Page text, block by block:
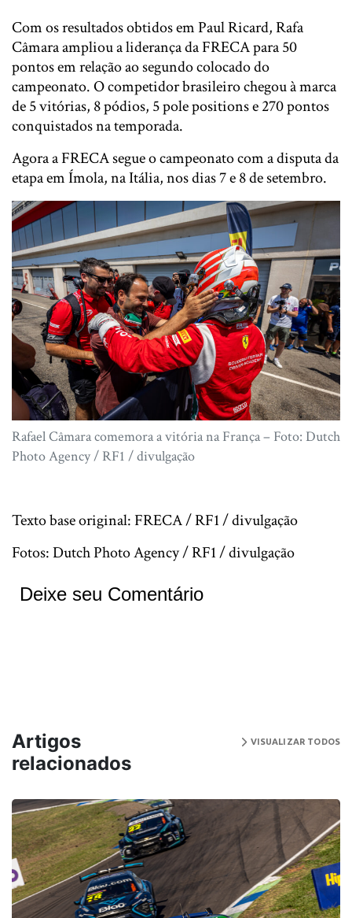
Com os resultados obtidos em Paul Ricard, Rafa
Câmara ampliou a liderança da FRECA para 50
pontos em relação ao segundo colocado do
campeonato. O competidor brasileiro chegou à marca
de 5 vitórias, 8 pódios, 5 pole positions e 270 pontos
conquistados na temporada.
Agora a FRECA segue o campeonato com a disputa da
etapa em Ímola, na Itália, nos dias 7 e 8 de setembro.
Rafael Câmara comemora a vitória na França – Foto: Dutch
Photo Agency / RF1 / divulgação
Texto base original: FRECA / RF1 / divulgação
Fotos: Dutch Photo Agency / RF1 / divulgação
Deixe seu Comentário
Artigos
relacionados
VISUALIZAR TODOS